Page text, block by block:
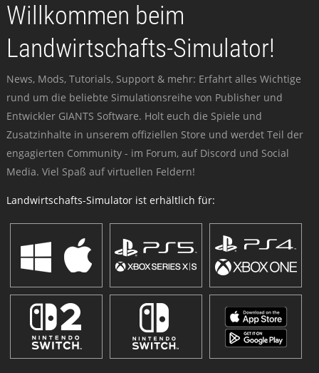
Willkommen beim
Landwirtschafts-Simulator!
News, Mods, Tutorials, Support & mehr: Erfahrt alles Wichtige
rund um die beliebte Simulationsreihe von Publisher und
Entwickler GIANTS Software. Holt euch die Spiele und
Zusatzinhalte in unserem offiziellen Store und werdet Teil der
engagierten Community - im Forum, auf Discord und Social
Media. Viel Spaß auf virtuellen Feldern!
Landwirtschafts-Simulator ist erhältlich für: